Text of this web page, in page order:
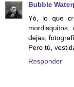
Bubble
Yó, lo que
dejas,
Pero tú,
Responder